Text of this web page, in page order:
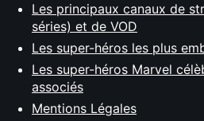
Les principaux canaux de
séries) et de VOD
Les super-héros les plus
Les super-héros Marvel
associés
Mentions Légales